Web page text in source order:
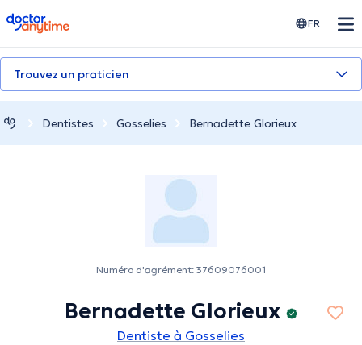
doctoranytime FR
Trouvez un praticien
Dentistes Gosselies Bernadette Glorieux
Numéro d'agrément: 37609076001
Bernadette Glorieux
Dentiste à Gosselies